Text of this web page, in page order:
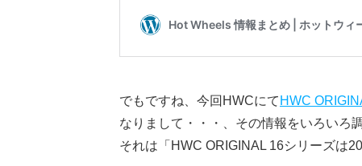
でもですね、今回HWCにて HWC
なりまして・・・、その情報をいろいろ
それは「HWC ORIGINAL 16シリーズは